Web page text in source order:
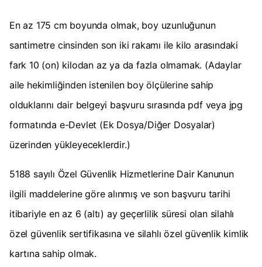
En az 175 cm boyunda olmak, boy uzunluğunun
santimetre cinsinden son iki rakamı ile kilo arasındaki
fark 10 (on) kilodan az ya da fazla olmamak. (Adaylar
aile hekimliğinden istenilen boy ölçülerine sahip
olduklarını dair belgeyi başvuru sırasında pdf veya jpg
formatında e-Devlet (Ek Dosya/Diğer Dosyalar)
üzerinden yükleyeceklerdir.)
5188 sayılı Özel Güvenlik Hizmetlerine Dair Kanunun
ilgili maddelerine göre alınmış ve son başvuru tarihi
itibariyle en az 6 (altı) ay geçerlilik süresi olan silahlı
özel güvenlik sertifikasına ve silahlı özel güvenlik kimlik
kartına sahip olmak.